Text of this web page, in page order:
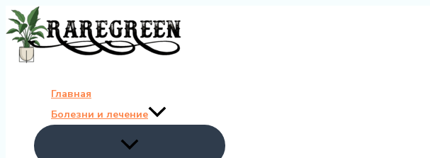
Перейти
к
содержимому
Главная
Болезни и лечение